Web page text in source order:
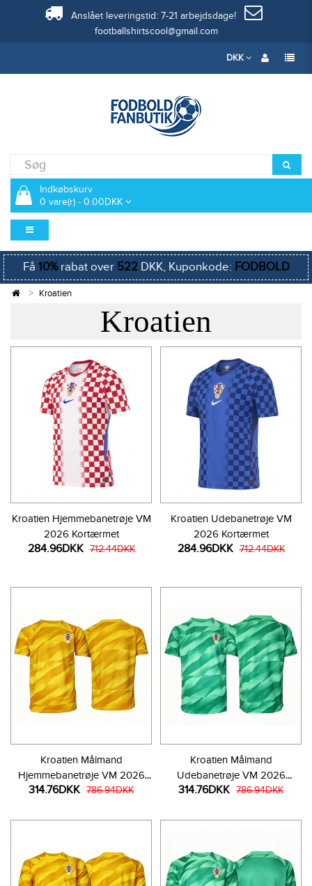
Anslået leveringstid: 7-21 arbejdsdage!
footballshirtscool@gmail.com
DKK
Indkøbskurv
0 vare(r) - 0.00DKK
Få 10%rabat over 522DKK, Kuponkode: FODBOLD
Kroatien
Kroatien
Kroatien Hjemmebanetrøje VM
2026 Kortærmet
284.96DKK 712.44DKK
Kroatien Udebanetrøje VM
2026 Kortærmet
284.96DKK 712.44DKK
Kroatien Målmand
Hjemmebanetrøje VM 2026
Kortærmet
314.76DKK 786.94DKK
Kroatien Målmand
Udebanetrøje VM 2026
Kortærmet
314.76DKK 786.94DKK